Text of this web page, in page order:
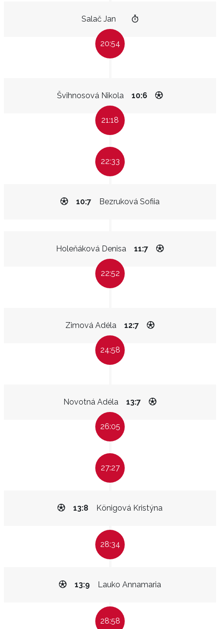
Salač Jan
20:54
Švihnosová Nikola 10:6
21:18
22:33
Bezruková Sofiia
10:7
Holeňáková Denisa 11:7
22:52
Zimová Adéla 12:7
24:58
Novotná Adéla 13:7
26:05
27:27
Königová Kristýna
13:8
28:34
Lauko Annamaria
13:9
28:58